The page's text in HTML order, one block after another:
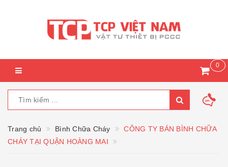
0
Trang chủ Bình Chữa Cháy
CÔNG TY BÁN BÌNH CHỮA
CHÁY TẠI QUẬN HOÀNG MAI